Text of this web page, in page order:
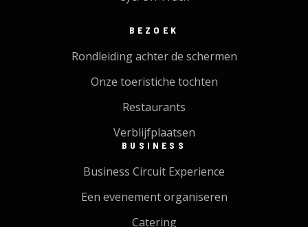
BEZOEK
Rondleiding achter de schermen
Onze toeristiche tochten
Restaurants
Verblijfplaatsen
BUSINESS
Business Circuit Experience
Een evenement organiseren
Catering